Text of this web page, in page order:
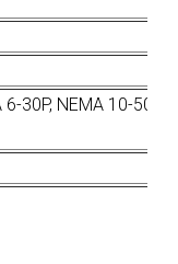
6-30P, NEMA 10-